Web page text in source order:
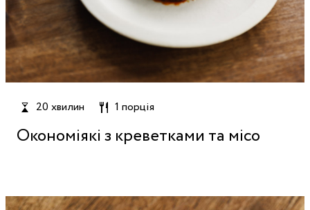
20 хвилин 1 порція
Окономіякі з креветками та місо